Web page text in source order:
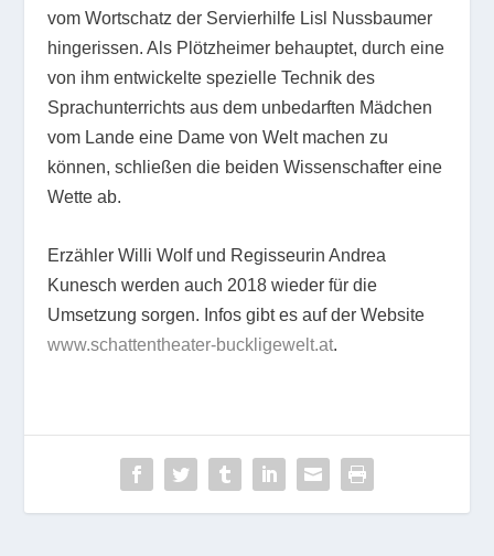
vom Wortschatz der Servierhilfe Lisl Nussbaumer
hingerissen. Als Plötzheimer behauptet, durch eine
von ihm entwickelte spezielle Technik des
Sprachunterrichts aus dem unbedarften Mädchen
vom Lande eine Dame von Welt machen zu
können, schließen die beiden Wissenschafter eine
Wette ab.
Erzähler Willi Wolf und Regisseurin Andrea
Kunesch werden auch 2018 wieder für die
Umsetzung sorgen. Infos gibt es auf der Website
www.schattentheater-buckligewelt.at.